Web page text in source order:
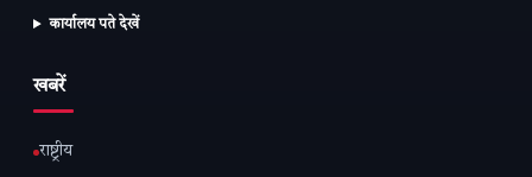
कार्यालय पते देखें
खबरें
राष्ट्रीय